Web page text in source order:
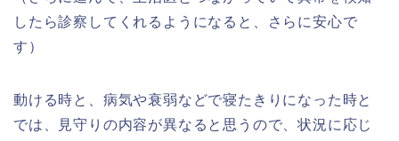
したら診察してくれるようになると、さらに安心で
す）
動ける時と、病気や衰弱などで寝たきりになった時と
では、見守りの内容が異なると思うので、状況に応じ